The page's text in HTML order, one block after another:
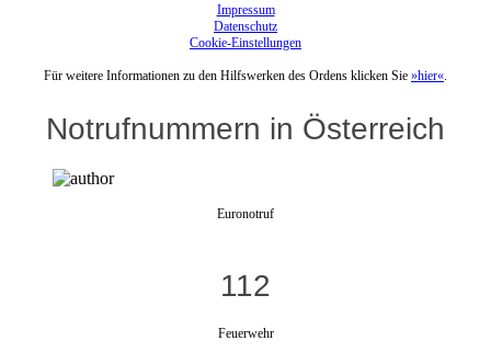
Impressum
Datenschutz
Cookie-Einstellungen
Für weitere Informationen zu den Hilfswerken des Ordens klicken Sie »hier«
Notrufnummern in Österreich
Euronotruf
112
Feuerwehr